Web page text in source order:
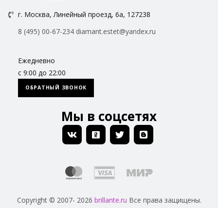
г. Москва, Линейный проезд, 6а, 127238
8 (495) 00-67-234 diamant.estet@yandex.ru
Ежедневно
с 9:00 до 22:00
ОБРАТНЫЙ ЗВОНОК
Мы в соцсетях
Copyright © 2007- 2026 brillante.ru Все права защищены.